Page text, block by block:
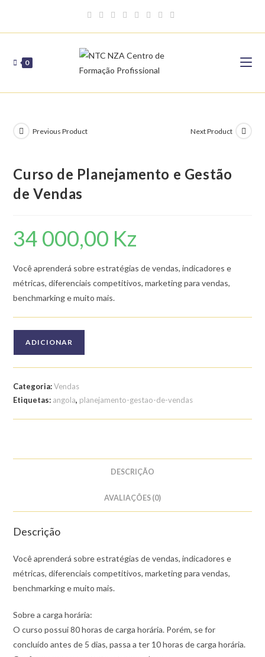
content
0
Previous Product Next Product
Curso de Planejamento e Gestão
de Vendas
34 000,00 Kz
Você aprenderá sobre estratégias de vendas, indicadores e
métricas, diferenciais competitivos, marketing para vendas,
benchmarking e muito mais.
Curso
Planejamento
ADICIONAR
Categoria:Vendas
Etiquetas: angola, planejamento-gestao-de-vendas
DESCRIÇÃO
AVALIAÇÕES (0)
Descrição
Você aprenderá sobre estratégias de vendas, indicadores e
métricas, diferenciais competitivos, marketing para vendas,
benchmarking e muito mais.
Sobre a carga horária:
O curso possui 80 horas de carga horária. Porém, se for
concluído antes de 5 dias, passa a ter 10 horas de carga horária.